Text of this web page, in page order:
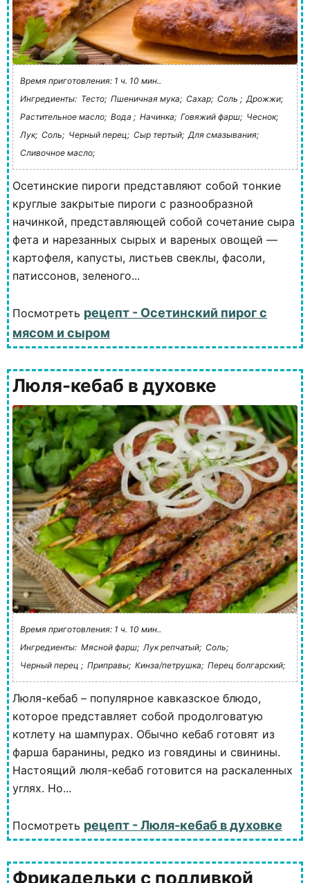
Время приготовления: 1 ч. 10 мин..
Ингредиенты: Тесто; Пшеничная мука; Сахар; Соль ; Дрожжи;
Растительное масло; Вода ; Начинка; Говяжий фарш; Чеснок;
Лук; Соль; Черный перец; Сыр тертый; Для смазывания;
Сливочное масло;
Осетинские пироги представляют собой тонкие
круглые закрытые пироги с разнообразной
начинкой, представляющей собой сочетание сыра
фета и нарезанных сырых и вареных овощей —
картофеля, капусты, листьев свеклы, фасоли,
патиссонов, зеленого...
Посмотреть рецепт - Осетинский пирог с
мясом и сыром
Люля-кебаб в духовке
Время приготовления: 1 ч. 10 мин..
Ингредиенты: Мясной фарш; Лук репчатый; Соль;
Черный перец ; Приправы; Кинза/петрушка; Перец болгарский;
Люля-кебаб – популярное кавказское блюдо,
которое представляет собой продолговатую
котлету на шампурах. Обычно кебаб готовят из
фарша баранины, редко из говядины и свинины.
Настоящий люля-кебаб готовится на раскаленных
углях. Но...
Посмотреть рецепт - Люля-кебаб в духовке
Фрикадельки с подливкой